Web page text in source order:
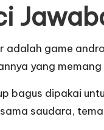
adalah game
yang
bagus dipakai
saudara,